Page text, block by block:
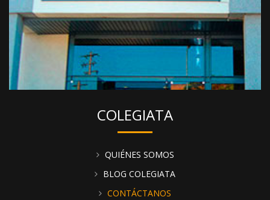
COLEGIATA
QUIÉNES SOMOS
BLOG COLEGIATA
CONTÁCTANOS